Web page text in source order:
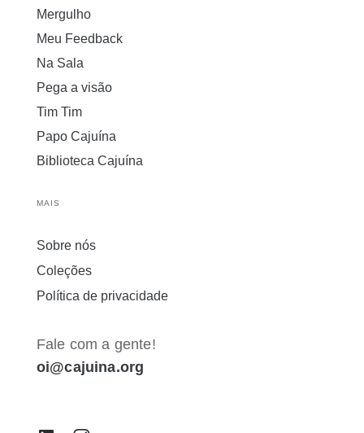
Mergulho
Meu Feedback
Na Sala
Pega a visão
Tim Tim
Papo Cajuína
Biblioteca Cajuína
MAIS
Sobre nós
Coleções
Política de privacidade
Fale com a gente!
oi@cajuina.org